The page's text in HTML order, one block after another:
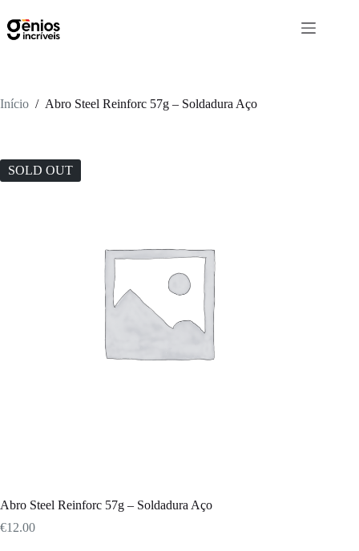
Início / Abro Steel Reinforc 57g – Soldadura Aço
SOLD OUT
Abro Steel Reinforc 57g – Soldadura Aço
€12.00